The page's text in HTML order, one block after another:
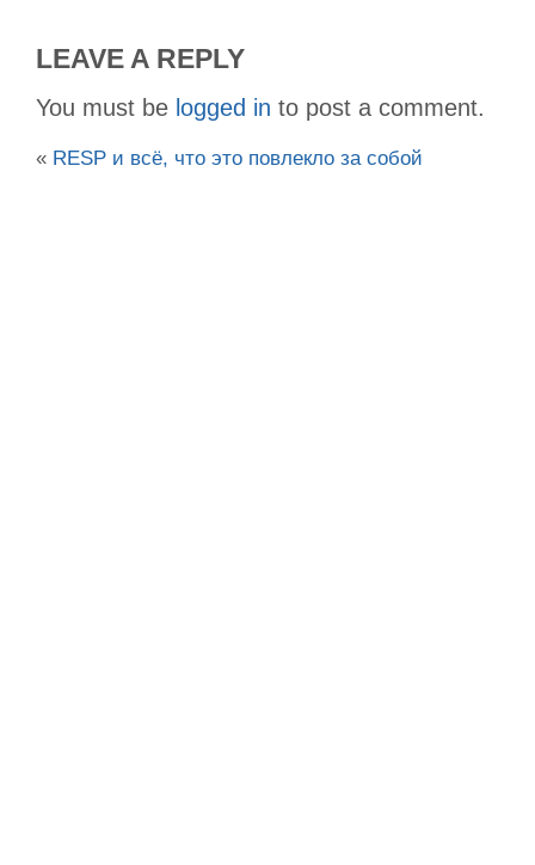
LEAVE A REPLY
You must be logged in to post a comment.
« RESP и всё, что это повлекло за собой